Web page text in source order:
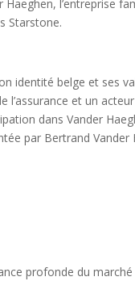
l’entreprise
Starstone.
identité belge et ses
l’assurance et un
dans Vander
par Bertrand Vander
profonde du marché